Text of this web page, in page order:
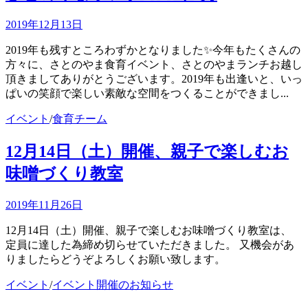
2019年12月13日
2019年も残すところわずかとなりました✨今年もたくさんの
方々に、さとのやま食育イベント、さとのやまランチお越し
頂きましてありがとうございます。2019年も出逢いと、いっ
ぱいの笑顔で楽しい素敵な空間をつくることができまし...
イベント /食育チーム
12月14日（土）開催、親子で楽しむお
味噌づくり教室
2019年11月26日
12月14日（土）開催、親子で楽しむお味噌づくり教室は、
定員に達した為締め切らせていただきました。 又機会があ
りましたらどうぞよろしくお願い致します。
イベント /イベント開催のお知らせ